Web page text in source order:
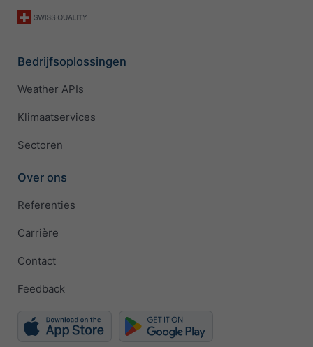
Bedrijfsoplossingen
Weather APIs
Klimaatservices
Sectoren
Over ons
Referenties
Carrière
Contact
Feedback